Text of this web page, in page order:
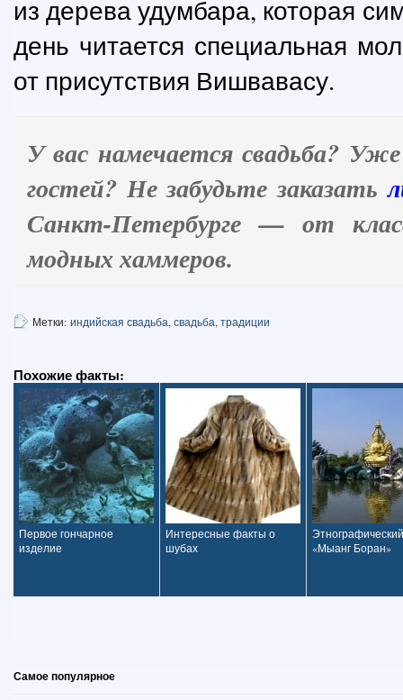
из дерева удумбара, которая
день читается специальная
от присутствия Вишвавасу.
У вас намечается свадьба?
гостей? Не забудьте заказать
Санкт-Петербурге — от
модных хаммеров.
Метки: индийская свадьба,свадьба,традиции
Похожие факты:
Первое гончарное
изделие
Интересные факты о
шубах
«Мыанг Боран»
Самое популярное